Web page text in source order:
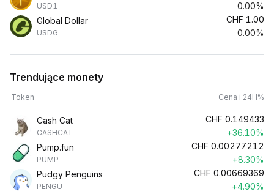
USD1
0.00%
Global Dollar
USDG
CHF 1.00
0.00%
Trendujące monety
Token Cena i 24H%
Cash Cat
CASHCAT
CHF 0.149433
+36.10%
Pump.fun
PUMP
CHF 0.00277212
+8.30%
Pudgy Penguins
PENGU
CHF 0.00669369
+4.90%